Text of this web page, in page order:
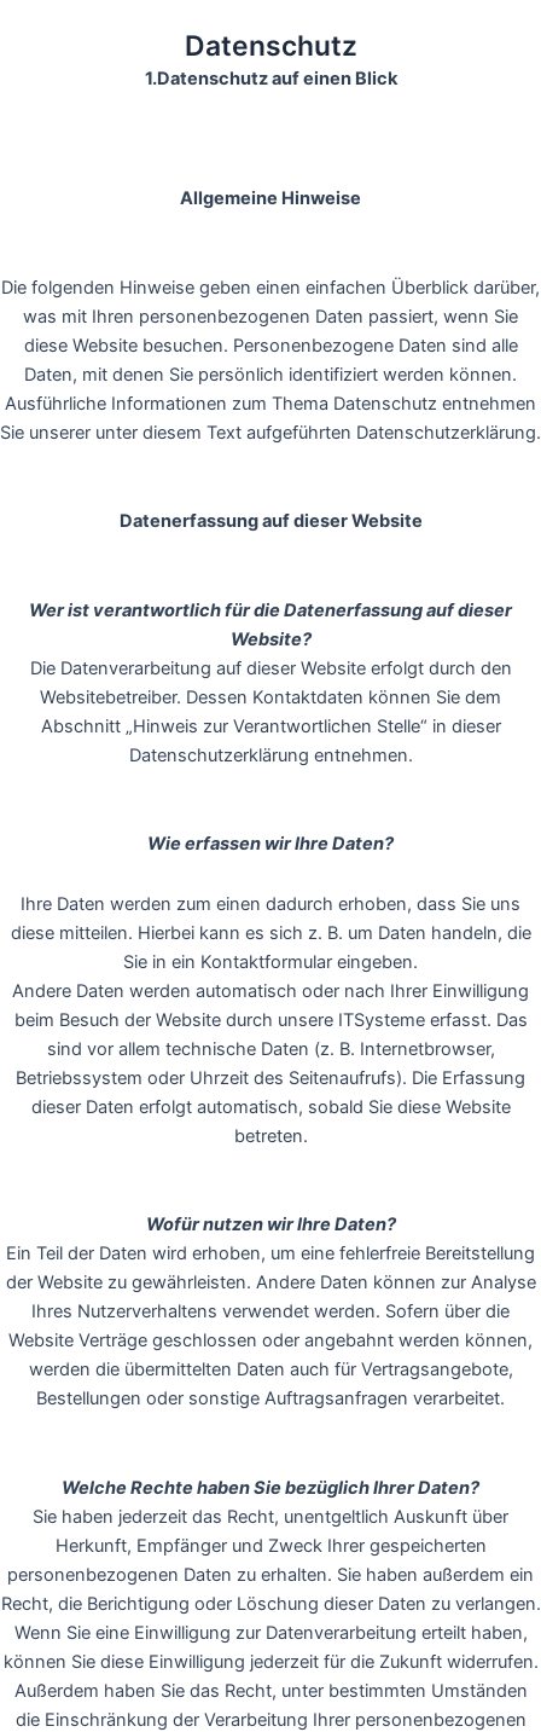
Datenschutz
1.Datenschutz auf einen Blick
Allgemeine Hinweise
Die folgenden Hinweise geben einen einfachen Überblick darüber,
was mit Ihren personenbezogenen Daten passiert, wenn Sie
diese Website besuchen. Personenbezogene Daten sind alle
Daten, mit denen Sie persönlich identifiziert werden können.
Ausführliche Informationen zum Thema Datenschutz entnehmen
Sie unserer unter diesem Text aufgeführten Datenschutzerklärung.
Datenerfassung auf dieser Website
Wer ist verantwortlich für die Datenerfassung auf dieser
Website?
Die Datenverarbeitung auf dieser Website erfolgt durch den
Websitebetreiber. Dessen Kontaktdaten können Sie dem
Abschnitt „Hinweis zur Verantwortlichen Stelle“ in dieser
Datenschutzerklärung entnehmen.
Wie erfassen wir Ihre Daten?
Ihre Daten werden zum einen dadurch erhoben, dass Sie uns
diese mitteilen. Hierbei kann es sich z. B. um Daten handeln, die
Sie in ein Kontaktformular eingeben.
Andere Daten werden automatisch oder nach Ihrer Einwilligung
beim Besuch der Website durch unsere ITSysteme erfasst. Das
sind vor allem technische Daten (z. B. Internetbrowser,
Betriebssystem oder Uhrzeit des Seitenaufrufs). Die Erfassung
dieser Daten erfolgt automatisch, sobald Sie diese Website
betreten.
Wofür nutzen wir Ihre Daten?
Ein Teil der Daten wird erhoben, um eine fehlerfreie Bereitstellung
der Website zu gewährleisten. Andere Daten können zur Analyse
Ihres Nutzerverhaltens verwendet werden. Sofern über die
Website Verträge geschlossen oder angebahnt werden können,
werden die übermittelten Daten auch für Vertragsangebote,
Bestellungen oder sonstige Auftragsanfragen verarbeitet.
Welche Rechte haben Sie bezüglich Ihrer Daten?
Sie haben jederzeit das Recht, unentgeltlich Auskunft über
Herkunft, Empfänger und Zweck Ihrer gespeicherten
personenbezogenen Daten zu erhalten. Sie haben außerdem ein
Recht, die Berichtigung oder Löschung dieser Daten zu verlangen.
Wenn Sie eine Einwilligung zur Datenverarbeitung erteilt haben,
können Sie diese Einwilligung jederzeit für die Zukunft widerrufen.
Außerdem haben Sie das Recht, unter bestimmten Umständen
die Einschränkung der Verarbeitung Ihrer personenbezogenen